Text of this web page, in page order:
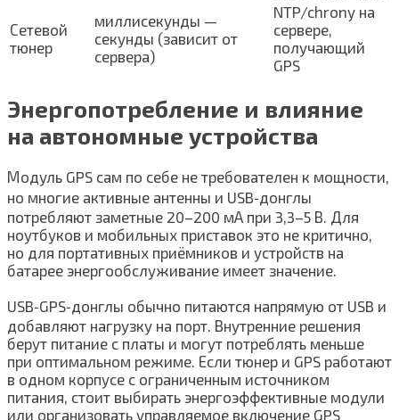
Сетевой
тюнер
миллисекунды —
секунды (зависит от
сервера)
NTP/chrony на
сервере,
получающий
GPS
Энергопотребление и влияние
на автономные устройства
Модуль GPS сам по себе не требователен к мощности,
но многие активные антенны и USB‑донглы
потребляют заметные 20–200 мА при 3,3–5 В. Для
ноутбуков и мобильных приставок это не критично,
но для портативных приёмников и устройств на
батарее энергообслуживание имеет значение.
USB‑GPS‑донглы обычно питаются напрямую от USB и
добавляют нагрузку на порт. Внутренние решения
берут питание с платы и могут потреблять меньше
при оптимальном режиме. Если тюнер и GPS работают
в одном корпусе с ограниченным источником
питания, стоит выбирать энергоэффективные модули
или организовать управляемое включение GPS